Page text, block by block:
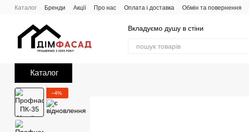
Перейти до основного контенту
Каталог Бренди Акції Про нас Оплата і доставка Обмін та повернення
Вкладуємо душу в стіни
Каталог
−4%